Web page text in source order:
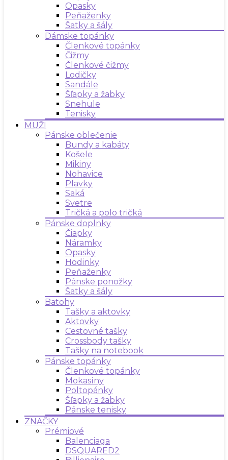
Opasky
Peňaženky
Šatky a šály
Dámske topánky
Členkové topánky
Čižmy
Členkové čižmy
Lodičky
Sandále
Šľapky a žabky
Snehule
Tenisky
MUŽI
Pánske oblečenie
Bundy a kabáty
Košele
Mikiny
Nohavice
Plavky
Saká
Svetre
Tričká a polo tričká
Pánske doplnky
Čiapky
Náramky
Opasky
Hodinky
Peňaženky
Pánske ponožky
Šatky a šály
Batohy
Tašky a aktovky
Aktovky
Cestovné tašky
Crossbody tašky
Tašky na notebook
Pánske topánky
Členkové topánky
Mokasíny
Poltopánky
Šľapky a žabky
Pánske tenisky
ZNAČKY
Prémiové
Balenciaga
DSQUARED2